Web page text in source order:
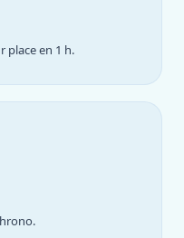
place en 1 h.